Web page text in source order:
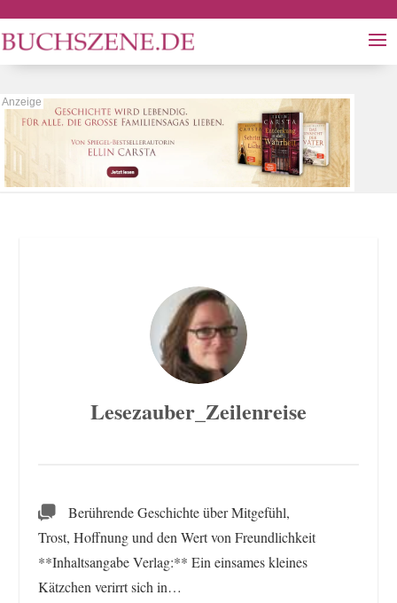
Lesezauber_Zeilenreise
Berührende Geschichte über Mitgefühl,
Trost, Hoffnung und den Wert von Freundlichkeit
**Inhaltsangabe Verlag:** Ein einsames kleines
Kätzchen verirrt sich in…